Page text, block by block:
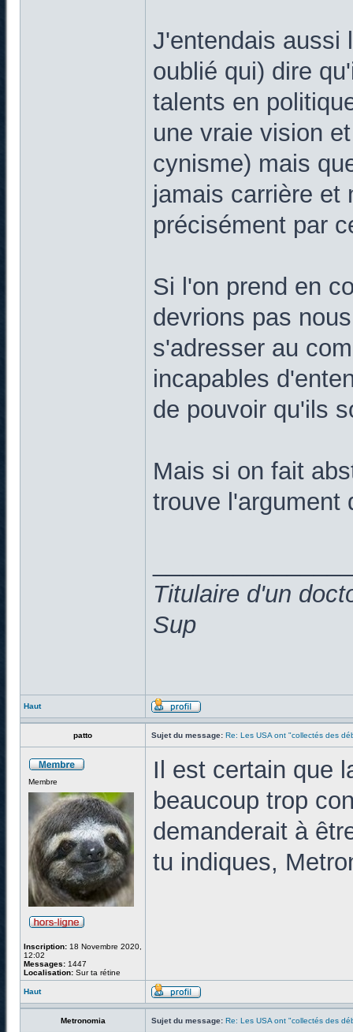
J'entendais aussi
oublié qui) dire
talents en
une vraie vision
cynisme) mais
jamais carrière et
précisément par
Si l'on prend en
devrions pas
s'adresser au
incapables
de pouvoir qu'ils
Mais si on fait
trouve l'argument
Titulaire d'un
Sup
Haut
patto Sujet du message: Re: Les USA ont "collectés des
Membre
Inscription: 18 Novembre 2020,
12:02
Messages: 1447
Localisation: Sur ta rétine
Il est certain que
beaucoup trop
demanderait à
tu indiques,
Haut
Metronomia Sujet du message: Re: Les USA ont "collectés des